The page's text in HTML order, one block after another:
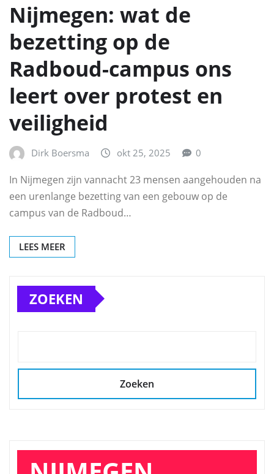
Nijmegen: wat de
bezetting op de
Radboud-campus ons
leert over protest en
veiligheid
Dirk Boersma okt 25, 2025 0
In Nijmegen zijn vannacht 23 mensen aangehouden na
een urenlange bezetting van een gebouw op de
campus van de Radboud…
LEES MEER
ZOEKEN
Zoeken